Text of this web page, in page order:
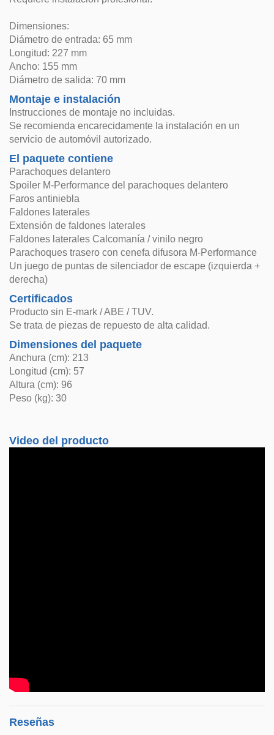
Dimensiones:
Diámetro de entrada: 65 mm
Longitud: 227 mm
Ancho: 155 mm
Diámetro de salida: 70 mm
Montaje e instalación
Instrucciones de montaje no incluidas.
Se recomienda encarecidamente la instalación en un
servicio de automóvil autorizado.
El paquete contiene
Parachoques delantero
Spoiler M-Performance del parachoques delantero
Faros antiniebla
Faldones laterales
Extensión de faldones laterales
Faldones laterales Calcomanía / vinilo negro
Parachoques trasero con cenefa difusora M-Performance
Un juego de puntas de silenciador de escape (izquierda +
derecha)
Certificados
Producto sin E-mark / ABE / TUV.
Se trata de piezas de repuesto de alta calidad.
Dimensiones del paquete
Anchura (cm): 213
Longitud (cm): 57
Altura (cm): 96
Peso (kg): 30
Video del producto
Reseñas